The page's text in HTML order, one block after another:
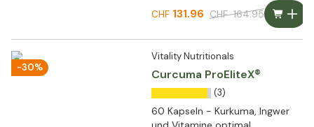
CHF 131.96 CHF 164.95
-30%
Vitality Nutritionals
Curcuma ProEliteX®
(3)
60 Kapseln - Kurkuma, Ingwer